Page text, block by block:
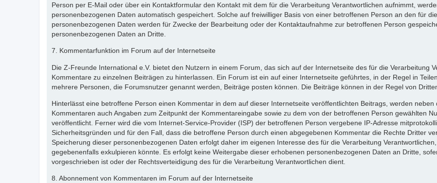
Person per E-Mail oder über ein Kontaktformular den Kontakt mit dem für die Verarbeitung Verantwortlichen aufnimmt,
personenbezogenen Daten automatisch gespeichert. Solche auf freiwilliger Basis von einer betroffenen Person an den für
personenbezogenen Daten werden für Zwecke der Bearbeitung oder der Kontaktaufnahme zur betroffenen Person
personenbezogenen Daten an Dritte.
7. Kommentarfunktion im Forum auf der Internetseite
Die Z-Freunde International e.V. bietet den Nutzern in einem Forum, das sich auf der Internetseite des für die Verarbeitung
Kommentare zu einzelnen Beiträgen zu hinterlassen. Ein Forum ist ein auf einer Internetseite geführtes, in der Regel in
mehrere Personen, die Forumsnutzer genannt werden, Beiträge posten können. Die Beiträge können in der Regel von
Hinterlässt eine betroffene Person einen Kommentar in dem auf dieser Internetseite veröffentlichten Beitrags, werden
Kommentaren auch Angaben zum Zeitpunkt der Kommentareingabe sowie zu dem von der betroffenen Person gewählten
veröffentlicht. Ferner wird die vom Internet-Service-Provider (ISP) der betroffenen Person vergebene IP-Adresse
Sicherheitsgründen und für den Fall, dass die betroffene Person durch einen abgegebenen Kommentar die Rechte Dritter
Speicherung dieser personenbezogenen Daten erfolgt daher im eigenen Interesse des für die Verarbeitung
gegebenenfalls exkulpieren könnte. Es erfolgt keine Weitergabe dieser erhobenen personenbezogenen Daten an Dritte,
vorgeschrieben ist oder der Rechtsverteidigung des für die Verarbeitung Verantwortlichen dient.
8. Abonnement von Kommentaren im Forum auf der Internetseite